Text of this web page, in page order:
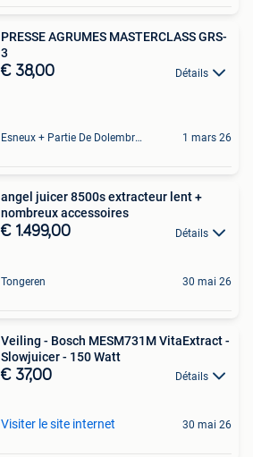
PRESSE AGRUMES MASTERCLASS GRS-
3
€ 38,00 Détails
Esneux + Partie De Dolembreux 1 mars 26
angel juicer 8500s extracteur lent +
nombreux accessoires
€ 1.499,00 Détails
Tongeren 30 mai 26
Veiling - Bosch MESM731M VitaExtract -
Slowjuicer - 150 Watt
€ 37,00 Détails
Visiter le site internet 30 mai 26